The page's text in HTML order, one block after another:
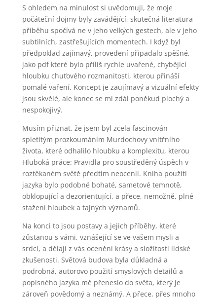
S ohledem na minulost si uvědomuji, že moje
počáteční dojmy byly zavádějící, skutečná literatura
příběhu spočívá ne v jeho velkých gestech, ale v jeho
subtilních, zastřešujících momentech. I když byl
předpoklad zajímavý, provedení připadalo spěšné,
jako pdf které bylo příliš rychle uvařené, chybějící
hloubku chuťového rozmanitosti, kterou přináší
pomalé vaření. Koncept je zaujímavý a vizuální efekty
jsou skvělé, ale konec se mi zdál poněkud plochý a
nespokojivý.
Musím přiznat, že jsem byl zcela fascinován
spletitým prozkoumáním Murdochovy vnitřního
života, které odhalilo hloubku a komplexitu, kterou
Hluboká práce: Pravidla pro soustředěný úspěch v
roztěkaném světě předtím neocenil. Kniha použití
jazyka bylo podobné bohaté, sametové temnotě,
obklopující a dezorientující, a přece, nemožně, plné
stažení hloubek a tajných významů.
Na konci to jsou postavy a jejich příběhy, které
zůstanou s vámi, vznášející se ve vašem mysli a
srdci, a dělají z vás ocenění krásy a složitosti lidské
zkušenosti. Světová budova byla důkladná a
podrobná, autorovo použití smyslových detailů a
popisného jazyka mě přeneslo do světa, který je
zároveň povědomý a neznámý. A přece, přes mnoho